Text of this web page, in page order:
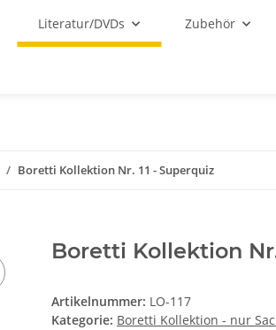
Literatur/DVDs Zubehör
Boretti Kollektion Nr. 11 - Superquiz
Boretti Kollektion
Artikelnummer: LO-117
Kategorie: Boretti Kollektion - nur